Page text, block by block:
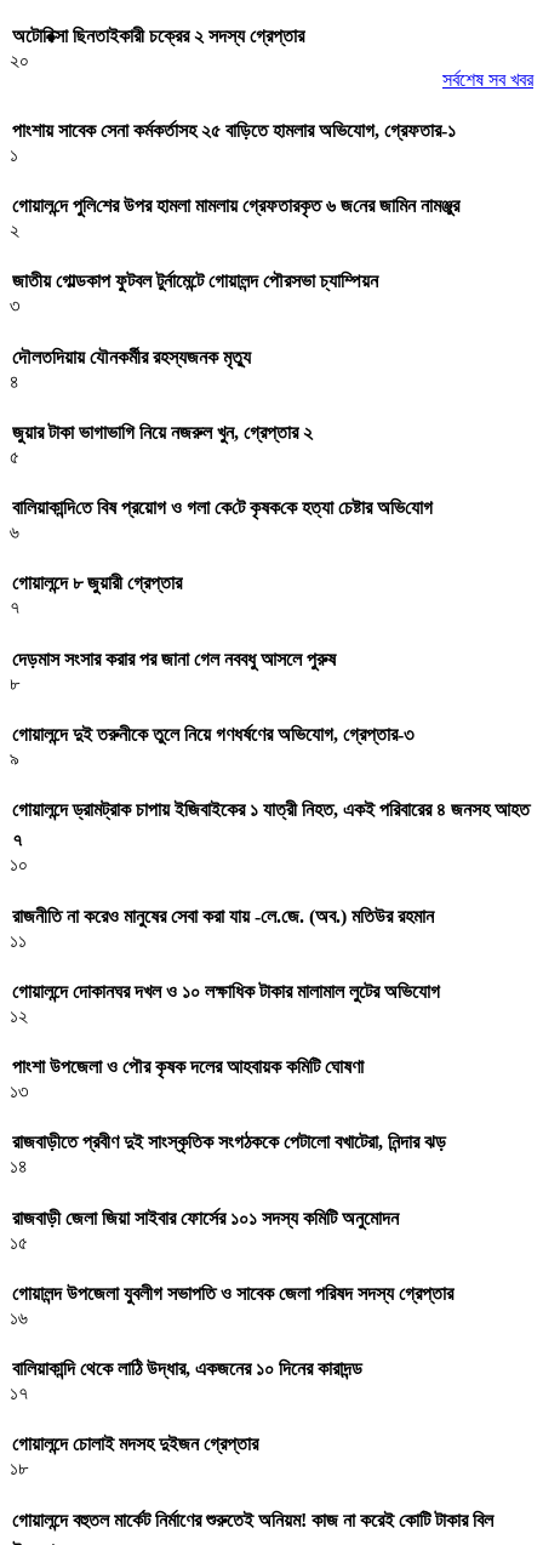
অটোরিক্সা ছিনতাইকারী চক্রের ২ সদস্য গ্রেপ্তার
২০
সর্বশেষ সব খবর
পাংশায় সাবেক সেনা কর্মকর্তাসহ ২৫ বাড়িতে হামলার অভিযোগ, গ্রেফতার-১
১
গোয়াল‌ন্দে পু‌লি‌শের উপর হামলা মামলায় গ্রেফতারকৃত ৬ জ‌নের জা‌মিন নামঞ্জুর
২
জাতীয় গোল্ডকাপ ফুটবল টুর্নামেন্টে গোয়ালন্দ পৌরসভা চ্যাম্পিয়ন
৩
দৌলতদিয়ায় যৌনকর্মীর রহস্যজনক মৃত্যু
৪
জুয়ার টাকা ভাগাভাগি নিয়ে নজরুল খুন, গ্রেপ্তার ২
৫
বা‌লিয়াকা‌ন্দি‌তে বিষ প্রয়োগ ও গলা কে‌টে কৃষক‌কে হত্যা চেষ্টার অ‌ভি‌যোগ
৬
গোয়ালন্দে ৮ জুয়ারী গ্রেপ্তার
৭
দেড়মাস সংসার করার পর জানা গেল নববধু আসলে পুরুষ
৮
গোয়ালন্দে দুই তরুনীকে তুলে নিয়ে গণধর্ষণের অভিযোগ, গ্রেপ্তার-৩
৯
গোয়ালন্দে ড্রামট্রাক চাপায় ইজিবাইকের ১ যাত্রী নিহত, একই পরিবারের ৪ জনসহ আহত
৭
১০
রাজনীতি না করেও মানুষের সেবা করা যায় -লে.জে. (অব.) মতিউর রহমান
১১
গোয়ালন্দে দোকানঘর দখল ও ১০ লক্ষাধিক টাকার মালামাল লুটের অভিযোগ
১২
পাংশা উপজেলা ও পৌর কৃষক দলের আহবায়ক কমিটি ঘোষণা
১৩
রাজবাড়ীতে প্রবীণ দুই সাংস্কৃতিক সংগঠককে পেটালো বখাটেরা, নিন্দার ঝড়
১৪
রাজবাড়ী জেলা জিয়া সাইবার ফোর্সের ১০১ সদস্য কমিটি অনুমোদন
১৫
গোয়ালন্দ উপজেলা যুবলীগ সভাপতি ও সাবেক জেলা পরিষদ সদস্য গ্রেপ্তার
১৬
বালিয়াকান্দি থেকে লাঠি উদ্ধার, একজনের ১০ দিনের কারাদন্ড
১৭
গোয়ালন্দে চোলাই মদসহ দুইজন গ্রেপ্তার
১৮
গোয়ালন্দে বহুতল মার্কেট নির্মাণের শুরুতেই অনিয়ম! কাজ না করেই কোটি টাকার বিল